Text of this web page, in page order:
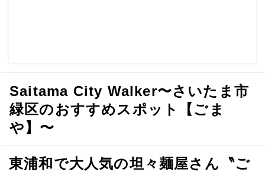
Saitama City Walker〜さいたま市
緑区のおすすめスポット【ごま
や】〜
東浦和で大人気の坦々麺屋さん〝ご